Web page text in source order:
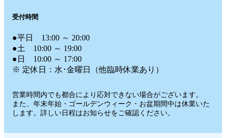
受付時間
●平日 13:00 ～ 20:00
●土 10:00 ～ 19:00
●日 10:00 ～ 17:00
※ 定休日：水･金曜日（他臨時休業あり）
営業時間内でも都合により応対できない場合がございます。
また、年末年始・ゴールデンウィーク・お盆期間中は休業いた
します。詳しい日程はお知らせをご確認ください。